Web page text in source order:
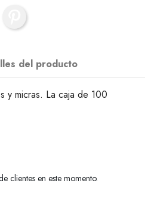
del producto
y micras. La caja de 100
clientes en este momento.